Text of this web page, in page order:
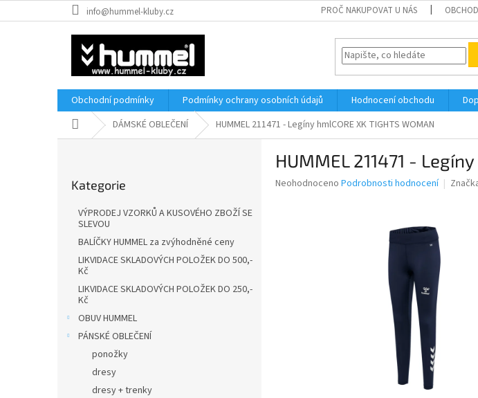
na
info@hummel-kluby.cz PROČ NAKUPOVAT U NÁS
Obchodní podmínky Podmínky ochrany osobních údajů Hodnocení obchodu
Domů DÁMSKÉ OBLEČENÍ HUMMEL 211471 - Legíny hmlCORE XK TIGHTS WOMAN
kategorie
Kategorie
VÝPRODEJ VZORKŮ A KUSOVÉHO ZBOŽÍ SE
SLEVOU
BALÍČKY HUMMEL za zvýhodněné ceny
LIKVIDACE SKLADOVÝCH POLOŽEK DO 500,-
Kč
LIKVIDACE SKLADOVÝCH POLOŽEK DO 250,-
Kč
OBUV HUMMEL
PÁNSKÉ OBLEČENÍ
ponožky
dresy
dresy + trenky
HUMMEL 211471 -
Průměrné
Neohodnoceno Podrobnosti hodnocení